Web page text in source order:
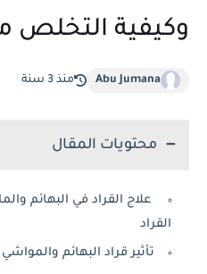
وكيفية التخلص
Abu Jumana منذ 3 سنة
محتويات المقال
علاج القراد في البهائم
القراد
تأثير قراد البهائم